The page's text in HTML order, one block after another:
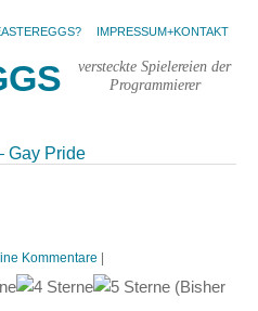
IMPRESSUM+KONTAKT
versteckte Spielereien der
Programmierer
Gay Pride
Kommentare
(Bisher